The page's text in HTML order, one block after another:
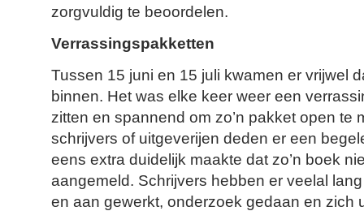
zorgvuldig te beoordelen.
Verrassingspakketten
Tussen 15 juni en 15 juli kwamen er vrijwel
binnen. Het was elke keer weer een
zitten en spannend om zo’n pakket open te
schrijvers of uitgeverijen deden er een
eens extra duidelijk maakte dat zo’n boek
aangemeld. Schrijvers hebben er veelal
en aan gewerkt, onderzoek gedaan en zich